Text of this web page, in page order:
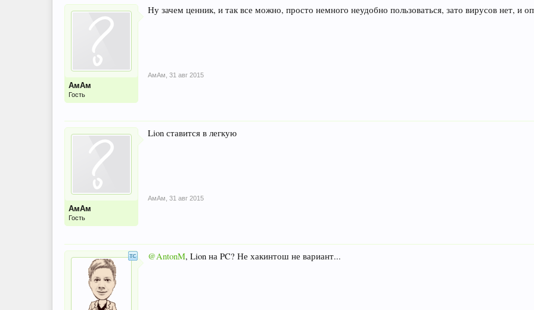
АмАм
Гость
Ну зачем ценник, и так все можно, просто немного неудобно пользоваться, зато вирусов нет, и
АмАм 31 авг 2015
АмАм
Гость
Lion ставится в легкую
АмАм 31 авг 2015
@AntonM, Lion на PC? Не хакинтош не вариант...